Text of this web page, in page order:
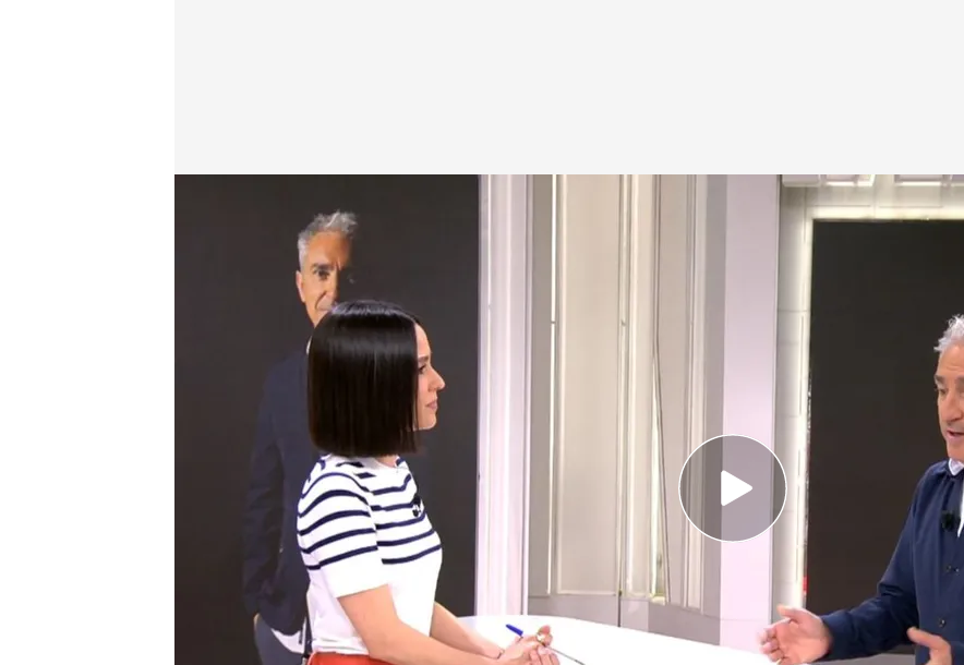
Redacción digital Noticias Cuatro
24 ABR 2024 - 15:26h.
Este miércoles a las 22:50 horas se estrena 'Otro enfoque' en Cuatro
En el primer programa Jon Sistiaga trata el tema de la polarización con
Miguel Ángel Rodríguez y Pablo Iglesias
Jon Sistiaga vuelve a Cuatro con ‘Otro enfoque’: “Para huir de la
velocidad y los titulares explosivos”
Compartir
Este miércoles vuelveJon Sistiaga a Cuatro con su nuevo programa‘Otro